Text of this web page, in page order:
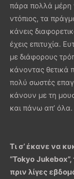
πάρα πολλά μέρη
ντόπιος, τα
κάνεις
έχεις επιτυχία.
με διάφορους
κάνοντας θετικά
πολύ σωστές
κάνουν με τη
και πάνω απ’ όλα.
Τι σ’ έκανε να
“Tokyo Jukebox
πριν λίγες